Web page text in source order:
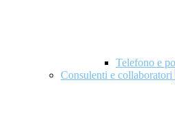
Telefono e
Consulenti e collaboratori